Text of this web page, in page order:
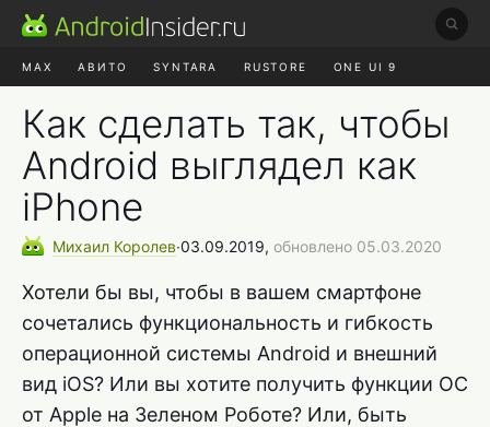
MAX АВИТО SYNTARA RUSTORE ONE UI 9
Как сделать так, чтобы
Android выглядел как
iPhone
Михаил Королев∙03.09.2019, обновлено 05.03.2020
Хотели бы вы, чтобы в вашем смартфоне
сочетались функциональность и гибкость
операционной системы Android и внешний
вид iOS? Или вы хотите получить функции ОС
от Apple на Зеленом Роботе? Или, быть